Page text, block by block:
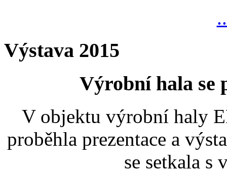
Výstava 2015
Výrobní hala
V objektu výrobní haly
proběhla prezentace a
se setkala s